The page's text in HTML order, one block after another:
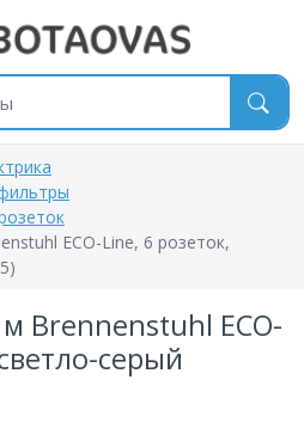
ECO-Line, 6 розеток,
Brennenstuhl ECO-
серый